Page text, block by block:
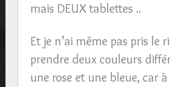
mais DEUX tablettes ..
Et je n’ai même pas pris le
prendre deux couleurs
une rose et une bleue, car